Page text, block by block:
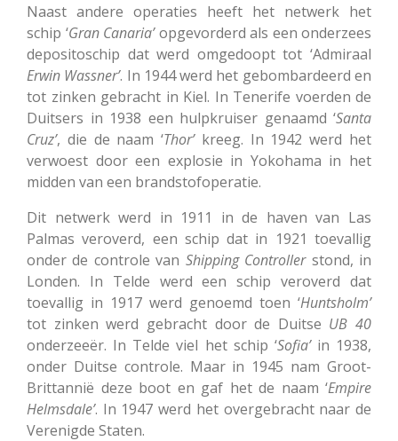
Naast andere operaties heeft het netwerk het
schip ‘Gran Canaria’opgevorderd als een onderzees
depositoschip dat werd omgedoopt tot ‘Admiraal
Erwin Wassner’. In 1944 werd het gebombardeerd en
tot zinken gebracht in Kiel. In Tenerife voerden de
Duitsers in 1938 een hulpkruiser genaamd ‘Santa
Cruz’, die de naam ‘Thor’kreeg. In 1942 werd het
verwoest door een explosie in Yokohama in het
midden van een brandstofoperatie.
Dit netwerk werd in 1911 in de haven van Las
Palmas veroverd, een schip dat in 1921 toevallig
onder de controle van Shipping Controllerstond, in
Londen. In Telde werd een schip veroverd dat
toevallig in 1917 werd genoemd toen ‘Huntsholm’
tot zinken werd gebracht door de Duitse UB 40
onderzeeër. In Telde viel het schip ‘Sofia’in 1938,
onder Duitse controle. Maar in 1945 nam Groot-
Brittannië deze boot en gaf het de naam ‘Empire
Helmsdale’. In 1947 werd het overgebracht naar de
Verenigde Staten.